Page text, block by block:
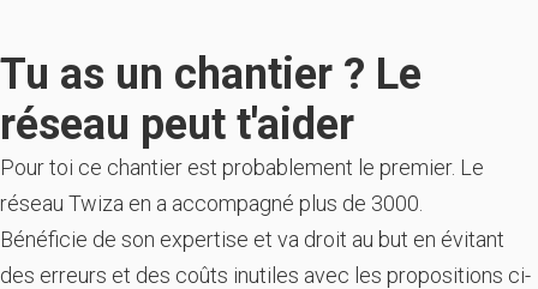
Tu as un chantier ? Le
réseau peut t'aider
Pour toi ce chantier est probablement le premier. Le
réseau Twiza en a accompagné plus de 3000.
Bénéficie de son expertise et va droit au but en évitant
des erreurs et des coûts inutiles avec les propositions ci-